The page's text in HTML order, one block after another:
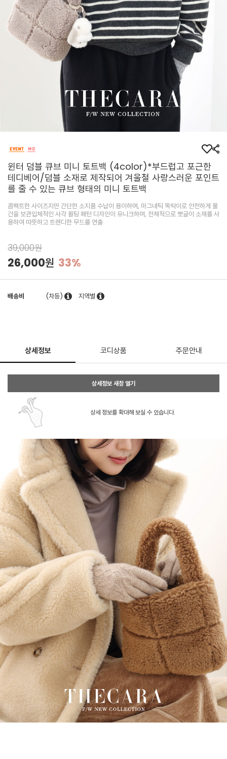
윈터 덤블 큐브 미니 토트백 (4color)*부드럽고 포근한
테디베어/덤블 소재로 제작되어 겨울철 사랑스러운 포인트
를 줄 수 있는 큐브 형태의 미니 토트백
콤팩트한 사이즈지만 간단한 소지품 수납이 용이하며, 마그네틱 똑딱이로 안전하게 물
건을 보관입체적인 사각 퀼팅 패턴 디자인이 유니크하며, 전체적으로 뽀글이 소재를 사
용하여 따뜻하고 트렌디한 무드를 연출
39,000원
26,000원 33%
배송비 (차등) 지역별
상세정보 코디상품 주문안내
상세정보 새창 열기
상세 정보를 확대해 보실 수 있습니다.